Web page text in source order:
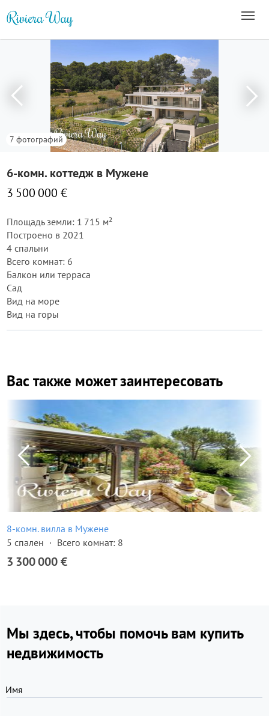
7 фотографий
6-комн. коттедж в Мужене
3 500 000 €
Площадь земли: 1 715 м²
Построено в 2021
4 спальни
Всего комнат: 6
Балкон или терраса
Сад
Вид на море
Вид на горы
Вас также может заинтересовать
8-комн. вилла в Мужене
5 спален
Всего комнат: 8
3 300 000 €
Мы здесь, чтобы помочь вам купить
недвижимость
Имя